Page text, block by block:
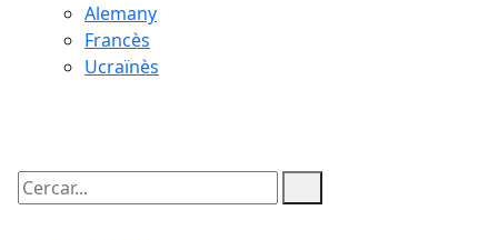
Alemany
Francès
Ucraïnès
Cercar: